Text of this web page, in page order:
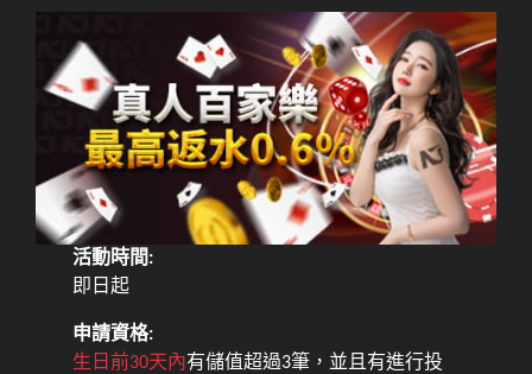
活動時間:
即日起
申請資格:
生日前30天內有儲值超過3筆，並且有進行投